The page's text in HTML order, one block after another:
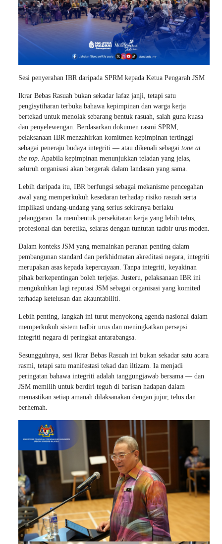
Sesi penyerahan IBR daripada SPRM kepada Ketua Pengarah JSM
Ikrar Bebas Rasuah bukan sekadar lafaz janji, tetapi satu
pengisytiharan terbuka bahawa kepimpinan dan warga kerja
bertekad untuk menolak sebarang bentuk rasuah, salah guna kuasa
dan penyelewengan. Berdasarkan dokumen rasmi SPRM,
pelaksanaan IBR menzahirkan komitmen kepimpinan tertinggi
sebagai peneraju budaya integriti — atau dikenali sebagai tone at
the top . Apabila kepimpinan menunjukkan teladan yang jelas,
seluruh organisasi akan bergerak dalam landasan yang sama.
Lebih daripada itu, IBR berfungsi sebagai mekanisme pencegahan
awal yang memperkukuh kesedaran terhadap risiko rasuah serta
implikasi undang-undang yang serius sekiranya berlaku
pelanggaran. Ia membentuk persekitaran kerja yang lebih telus,
profesional dan beretika, selaras dengan tuntutan tadbir urus moden.
Dalam konteks JSM yang memainkan peranan penting dalam
pembangunan standard dan perkhidmatan akreditasi negara, integriti
merupakan asas kepada kepercayaan. Tanpa integriti, keyakinan
pihak berkepentingan boleh terjejas. Justeru, pelaksanaan IBR ini
mengukuhkan lagi reputasi JSM sebagai organisasi yang komited
terhadap ketelusan dan akauntabiliti.
Lebih penting, langkah ini turut menyokong agenda nasional dalam
memperkukuh sistem tadbir urus dan meningkatkan persepsi
integriti negara di peringkat antarabangsa.
Sesungguhnya, sesi Ikrar Bebas Rasuah ini bukan sekadar satu acara
rasmi, tetapi satu manifestasi tekad dan iltizam. Ia menjadi
peringatan bahawa integriti adalah tanggungjawab bersama — dan
JSM memilih untuk berdiri teguh di barisan hadapan dalam
memastikan setiap amanah dilaksanakan dengan jujur, telus dan
berhemah.